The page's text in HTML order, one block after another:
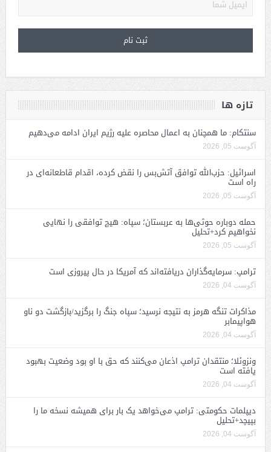
تازه ها
سنتکام: ما همچنان به اعمال محاصره علیه رژیم ایران ادامه می‌دهیم
آگوست 05, 2026
اسرائیل: حزب‌الله توافق آتش‌بس را نقض کرده، اقدام قاطعانه‌ای در
راه است
آگوست 05, 2026
حمله دوباره حوثی‌ها به عربستان؛ سپاه: هیچ توافقی را نهایی
نخواهیم کرد+تحلیل
آگوست 05, 2026
ترامپ: سرمایه‌گذاران دریافته‌اند که آمریکا در حال پیروزی است
آگوست 04, 2026
مذاکرات تنگه هرمز به نتیجه نرسید؛ سپاه جنگ را برگزید/بازگشت دو ناو
هواپیمابر
آگوست 04, 2026
ونزوئلا؛ منتقدان ترامپ اذعان می‌کنند که حق با او بود وضعیت بهبود
یافته است
آگوست 04, 2026
دیپلمات حکومتی: ترامپ می‌خواهد یک بار برای همیشه نسخه ما را
بپیچد+تحلیل
آگوست 04, 2026